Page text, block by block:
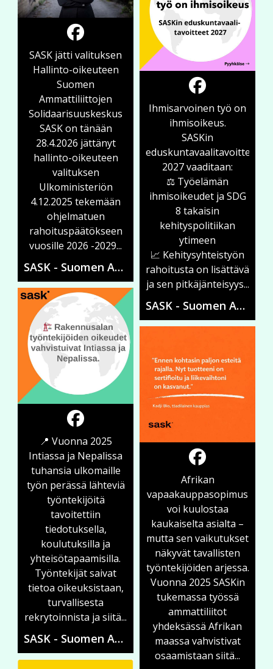
SASK jätti valituksen
Hallinto-oikeuteen
Suomen
Ammattiliittojen
Solidaarisuuskeskus
SASK on tänään
28.4.2026 jättänyt
hallinto-oikeuteen
valituksen
Ulkoministeriön
4.12.2025 tekemään
ohjelmatuen
rahoituspäätökseen
vuosille 2026 -2029...
SASK - Suomen Ammattiliittojen Solidaarisuuskeskus
📍 Vuonna 2025
Intiassa ja Nepalissa
tuhansia ulkomaille
työn perässä lähteviä
työntekijöitä
tavoitettiin
tiedotuksella,
koulutuksilla ja
yhteisötapaamisilla.
Työntekijät saivat
tietoa oikeuksistaan,
turvallisesta
rekrytoinnista ja siitä...
SASK - Suomen Ammattiliittojen Solidaarisuuskeskus
Ihmisarvoinen työ on
ihmisoikeus.
SASKin
eduskuntavaalitavoitteissa
2027 vaaditaan:
⚖️ Työelämän
ihmisoikeudet ja SDG
8 takaisin
kehityspolitiikan
ytimeen
📈 Kehitysyhteistyön
rahoitusta on lisättävä
ja sen pitkäjänteisyys...
SASK - Suomen Ammattiliittojen Solidaarisuuskeskus
Afrikan
vapaakauppasopimus
voi kuulostaa
kaukaiselta asialta –
mutta sen vaikutukset
näkyvät tavallisten
työntekijöiden arjessa.
Vuonna 2025 SASKin
tukemassa työssä
ammattiliitot
yhdeksässä Afrikan
maassa vahvistivat
osaamistaan siitä...